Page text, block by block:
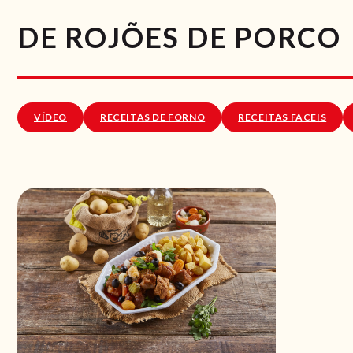
DE ROJÕES DE PORCO
VÍDEO RECEITAS DE FORNO RECEITAS FACEIS